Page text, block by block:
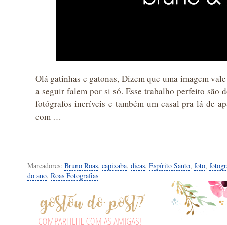
Olá gatinhas e gatonas, Dizem que uma imagem
a seguir falem por si só. Esse trabalho perfeito são
fotógrafos incríveis e também um casal pra lá de
com …
Marcadores: Bruno Roas, capixaba, dicas, Espírito Santo, foto,
do ano, Roas Fotografias